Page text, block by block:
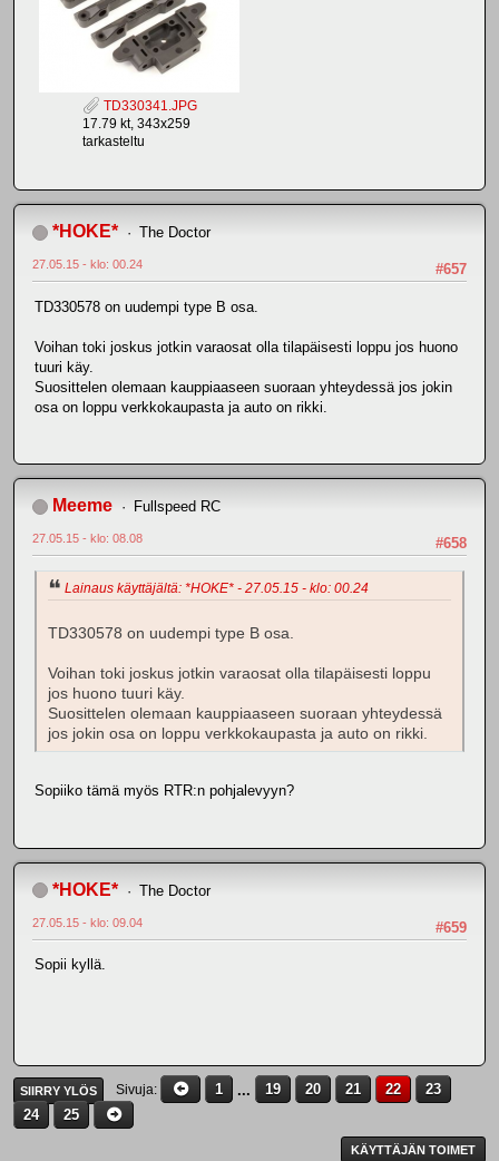
TD330341.JPG
17.79 kt, 343x259
tarkasteltu
*HOKE* The Doctor
#657
27.05.15 - klo: 00.24
TD330578 on uudempi type B osa.
Voihan toki joskus jotkin varaosat olla tilapäisesti loppu jos huono
tuuri käy.
Suosittelen olemaan kauppiaaseen suoraan yhteydessä jos jokin
osa on loppu verkkokaupasta ja auto on rikki.
Meeme Fullspeed RC
#658
27.05.15 - klo: 08.08
Lainaus käyttäjältä: *HOKE* - 27.05.15 - klo: 00.24
TD330578 on uudempi type B osa.
Voihan toki joskus jotkin varaosat olla tilapäisesti loppu
jos huono tuuri käy.
Suosittelen olemaan kauppiaaseen suoraan yhteydessä
jos jokin osa on loppu verkkokaupasta ja auto on rikki.
Sopiiko tämä myös RTR:n pohjalevyyn?
*HOKE* The Doctor
#659
27.05.15 - klo: 09.04
Sopii kyllä.
SIIRRY YLÖS Sivuja 1 ... 19 20 21 22
23
24
25
KÄYTTÄJÄN TOIMET